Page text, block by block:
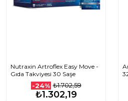
Nutraxin Artroflex Easy Move -
Gıda Takviyesi 30 Saşe
-24% ₺1.702,59
₺1.302,19